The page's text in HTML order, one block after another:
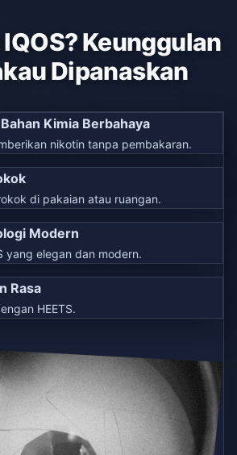
Keunggulan
Dipanaskan
Kimia Berbahaya
nikotin tanpa pembakaran.
di pakaian atau ruangan.
Modern
yang elegan dan modern.
Rasa
HEETS.